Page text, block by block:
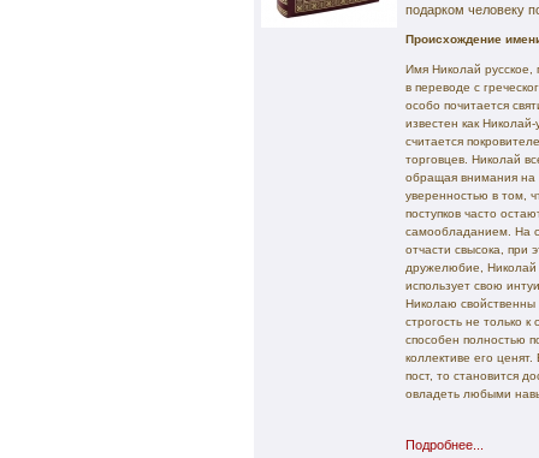
подарком человеку
Происхождение
Имя Николай русское,
в переводе с
особо почитается
известен как
считается
торговцев. Николай
обращая внимания на
уверенностью в том,
поступков часто
самообладанием. На
отчасти свысока, при
дружелюбие, Николай
использует свою
Николаю
строгость не только
способен полностью
коллективе его
пост, то становится
овладеть любыми
Подробнее...